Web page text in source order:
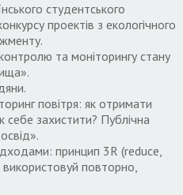
студентського
проектів з екологічного
та моніторингу стану
повітря: як отримати
себе захистити? Публічна
принцип 3R (reduce,
повторно,